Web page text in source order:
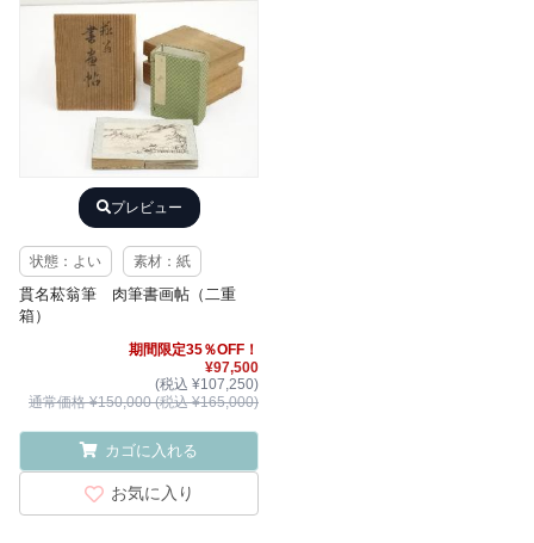
プレビュー
状態：よい 素材：紙
貫名菘翁筆 肉筆書画帖（二重
箱）
期間限定35％OFF！
¥97,500
(税込 ¥107,250)
通常価格 ¥150,000 (税込 ¥165,000)
カゴに入れる
お気に入り